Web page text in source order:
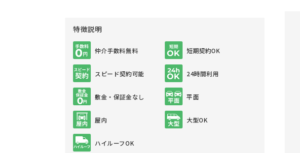
特徴説明
仲介手数料無料 短期契約OK
スピード契約可能 24時間利用
敷金・保証金なし 平面
屋内 大型OK
ハイルーフOK